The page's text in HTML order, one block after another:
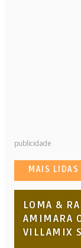
publicidade
MAIS LIDAS
LOMA &
AMIMARA
VILLAMIX